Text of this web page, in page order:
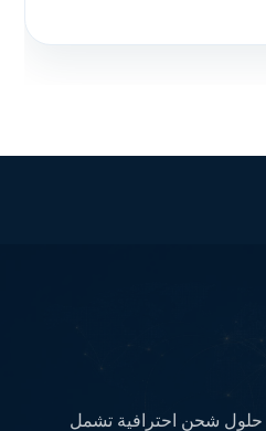
حلول شحن احترافية تشمل